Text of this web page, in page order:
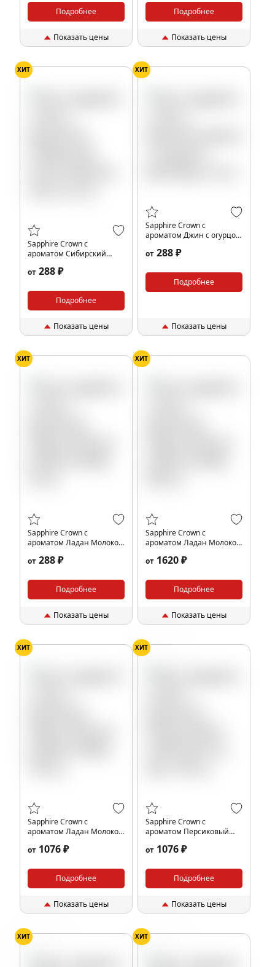
Подробнее
Показать цены
Подробнее
Показать цены
ХИТ
Sapphire Crown с
ароматом Сибирский
гр.
от 288 ₽
Подробнее
Показать цены
ХИТ
Sapphire Crown с
ароматом Джин с огурцом
от 288 ₽
Подробнее
Показать цены
ХИТ
Sapphire Crown с
ароматом Ладан Молоко
от 288 ₽
Подробнее
Показать цены
ХИТ
Sapphire Crown с
ароматом Ладан Молоко
от 1620 ₽
Подробнее
Показать цены
ХИТ
Sapphire Crown с
ароматом Ладан Молоко
от 1076 ₽
Подробнее
Показать цены
ХИТ
Sapphire Crown с
ароматом Персиковый
от 1076 ₽
Подробнее
Показать цены
ХИТ
ХИТ